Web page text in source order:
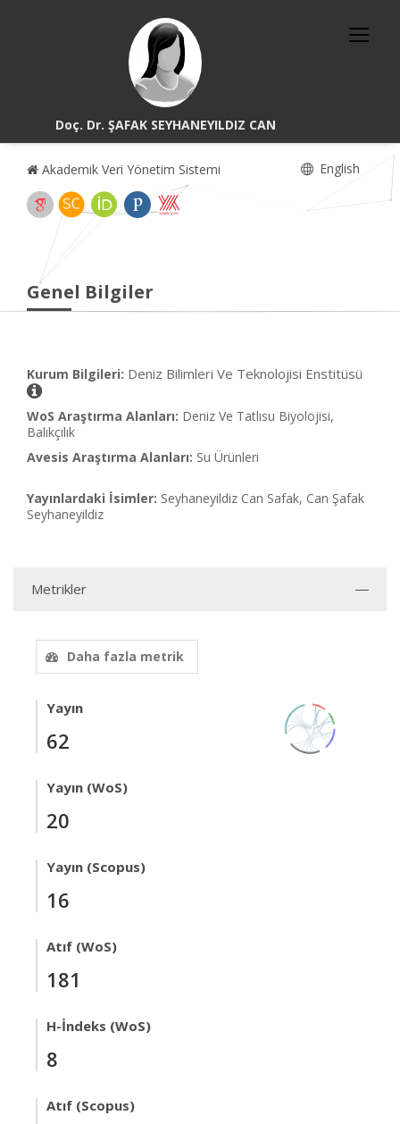
Doç. Dr. ŞAFAK SEYHANEYILDIZ CAN
Akademik Veri Yönetim Sistemi English
Genel Bilgiler
Kurum Bilgileri: Deniz Bilimleri Ve Teknolojisi Enstitüsü
WoS Araştırma Alanları: Deniz Ve Tatlısu Biyolojisi,
Balıkçılık
Avesis Araştırma Alanları: Su Ürünleri
Yayınlardaki İsimler: Seyhaneyildiz Can Safak, Can Şafak
Seyhaneyildiz
Metrikler
Daha fazla metrik
Yayın
62
Yayın (WoS)
20
Yayın (Scopus)
16
Atıf (WoS)
181
H-İndeks (WoS)
8
Atıf (Scopus)